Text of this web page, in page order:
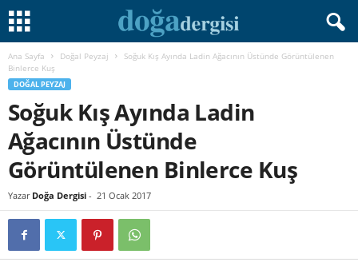
Ana Sayfa Doğal Peyzaj
Soğuk Kış Ayında Ladin Ağacının Üstünde Görüntülenen
Binlerce Kuş
DOĞAL PEYZAJ
Soğuk Kış Ayında Ladin
Ağacının Üstünde
Görüntülenen Binlerce Kuş
Yazar Doğa Dergisi - 21 Ocak 2017